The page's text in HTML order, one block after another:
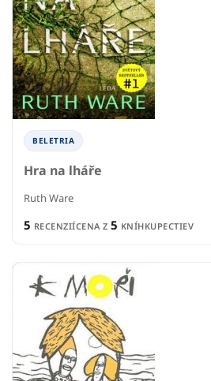
BELETRIA
Hra na lháře
Ruth Ware
5 RECENZIÍCENA Z 5 KNÍHKUPECTIEV